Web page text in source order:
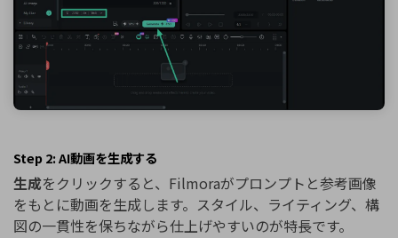
Step 2: AI動画を生成する
生成をクリックすると、Filmoraがプロンプトと参考画像
をもとに動画を生成します。スタイル、ライティング、構
図の一貫性を保ちながら仕上げやすいのが特長です。